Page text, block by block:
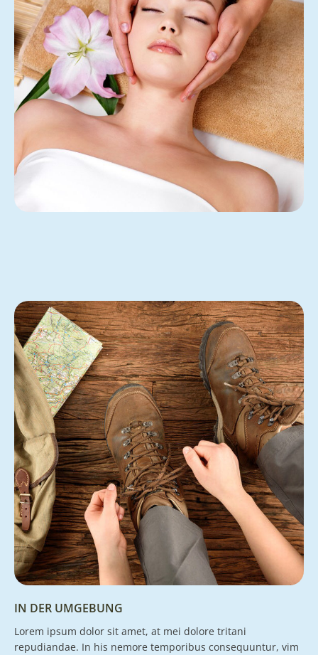
IN DER UMGEBUNG
Lorem ipsum dolor sit amet, at mei dolore tritani
repudiandae. In his nemore temporibus consequuntur, vim